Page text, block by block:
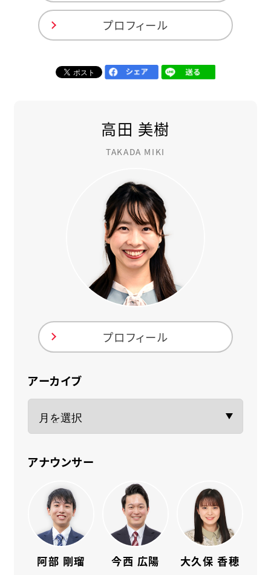
プロフィール
高田 美樹
TAKADA MIKI
プロフィール
アーカイブ
アナウンサー
阿部 剛瑠 今西 広陽 大久保 香穂